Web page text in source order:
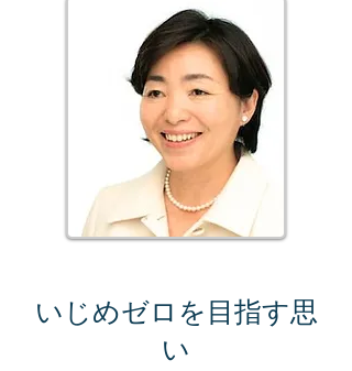
いじめゼロを ​目指す思
い